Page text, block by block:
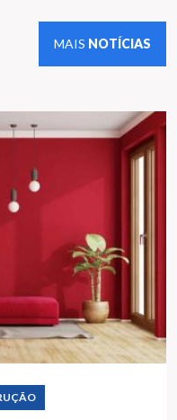
MAIS NOTÍCIAS